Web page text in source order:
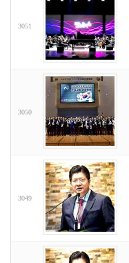
3051
3050
3049